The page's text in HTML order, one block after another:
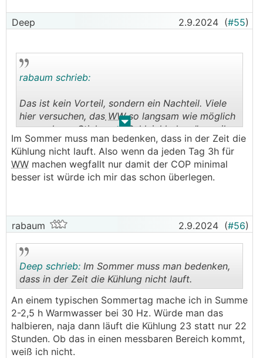
Deep 2.9.2024 (#55)
. .
rabaum schrieb:
Das ist kein Vorteil, sondern ein Nachteil. Viele
hier versuchen, das WWso langsam wie möglich
zu machen - Stichwort "Schleichladung" - weil
der COP besser ist und viel besser geschichtet
wird.
Im Sommer muss man bedenken, dass in der Zeit die
Kühlung nicht lauft. Also wenn da jeden Tag 3h für
WW machen wegfallt nur damit der COP minimal
besser ist würde ich mir das schon überlegen.
rabaum 2.9.2024 (#56)
.
Deep schrieb: Im Sommer muss man bedenken,
dass in der Zeit die Kühlung nicht lauft.
An einem typischen Sommertag mache ich in Summe
2-2,5 h Warmwasser bei 30 Hz. Würde man das
halbieren, naja dann läuft die Kühlung 23 statt nur 22
Stunden. Ob das in einen messbaren Bereich kommt,
weiß ich nicht.